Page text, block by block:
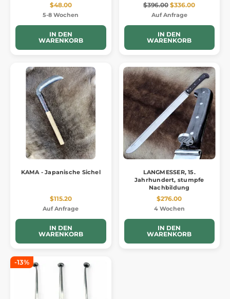
$48.00
5-8 Wochen
IN DEN
WARENKORB
$396.00 $336.00
Auf Anfrage
IN DEN
WARENKORB
KAMA - Japanische Sichel
$115.20
Auf Anfrage
IN DEN
WARENKORB
LANGMESSER, 15.
Jahrhundert, stumpfe
Nachbildung
$276.00
4 Wochen
IN DEN
WARENKORB
-13%